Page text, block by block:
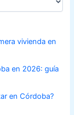
vivienda en
en 2026: guía
en Córdoba?